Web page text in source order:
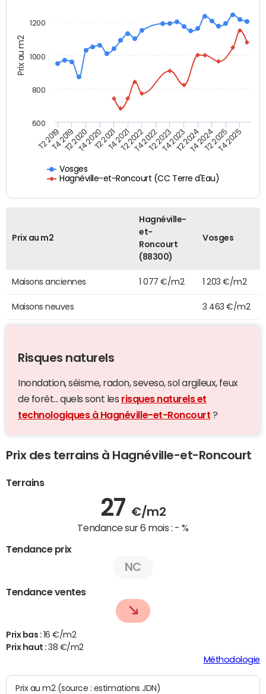
Prix au m2
Vosges
Hagnéville-et-Roncourt (CC Terre d'Eau)
T2 2019T4 2019T2 2020T4 2020T2 2021T4 2021T2 2022T4 2022T2 2023T4 2023T2 2024T4 2024T2 2025T4 2025
600
800
1000
1200
Prix au m2
Hagnéville-
et-
Roncourt
(88300)
Vosges
Maisons anciennes 1 077 €/m2 1 203 €/m2
Maisons neuves 3 463 €/m2
Risques naturels
Inondation, séisme, radon, seveso, sol argileux, feux
de forêt... quels sont les risques naturels et
technologiques à Hagnéville-et-Roncourt ?
Prix des terrains à Hagnéville-et-Roncourt
Terrains
27 €/m2
Tendance sur 6 mois : - %
Tendance prix
NC
Tendance ventes
Prix bas : 16 €/m2
Prix haut :38 €/m2
Méthodologie
Prix au m2 (source : estimations JDN)